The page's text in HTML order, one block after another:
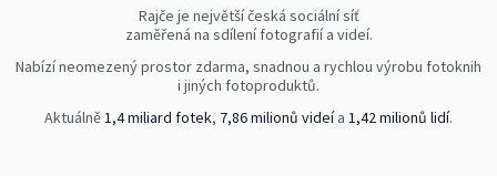
Rajče je největší česká sociální síť
zaměřená na sdílení fotografií a videí.
Nabízí neomezený prostor zdarma, snadnou a rychlou výrobu fotoknih
i jiných fotoproduktů.
Aktuálně1,4 miliard fotek, 7,86 milionů videía 1,42 milionů lidí.